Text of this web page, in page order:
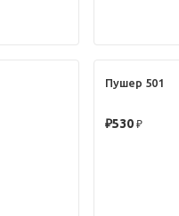
Пушер 501
★★★★★
₽530